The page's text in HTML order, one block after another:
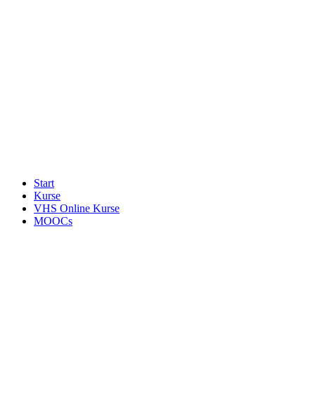
Start
Kurse
VHS Online Kurse
MOOCs